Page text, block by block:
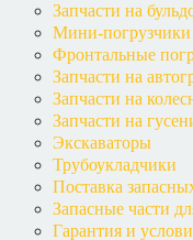
Запчасти на
Мини-погрузчики
Фронтальные
Запчасти на
Запчасти на
Запчасти на
Экскаваторы
Трубоукладчики
Поставка
Запасные части
Гарантия и